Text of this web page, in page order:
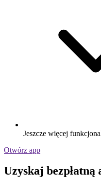
Jeszcze więcej
Otwórz app
Uzyskaj